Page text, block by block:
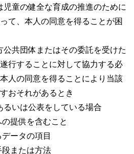
童の健全な育成の推進のために
て、本人の同意を得ることが困
共団体またはその委託を受けた
行することに対して協力する必
人の同意を得ることにより当該
おそれがあるとき
いは公表をしている場合
提供を含むこと
ータの項目
または方法